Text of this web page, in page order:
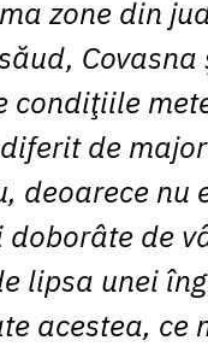
zone din
Covasna
condiţiile
de
deoarece nu
de
lipsa unei
acestea,